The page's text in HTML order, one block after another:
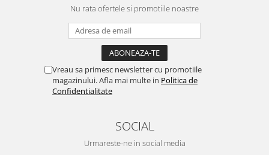
Nu rata ofertele si promotiile noastre
Vreau sa primesc newsletter cu promotiile
magazinului. Afla mai multe in Politica de
Confidentialitate
SOCIAL
Urmareste-ne in social media